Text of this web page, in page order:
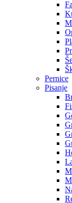
Pernice
Pisanje